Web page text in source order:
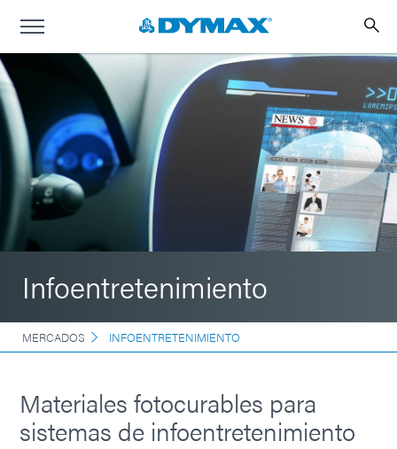
Infoentretenimiento
MERCADOS INFOENTRETENIMIENTO
Materiales fotocurables para
sistemas de infoentretenimiento